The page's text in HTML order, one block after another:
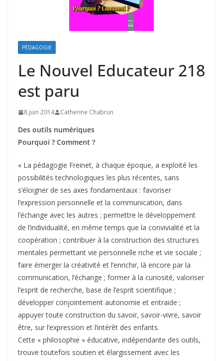
PÉDAGOGIE
Le Nouvel Educateur 218
est paru
8 juin 2014 Catherine Chabrun
Des outils numériques
Pourquoi ? Comment ?
« La pédagogie Freinet, à chaque époque, a exploité les
possibilités technologiques les plus récentes, sans
s’éloigner de ses axes fondamentaux : favoriser
l’expression personnelle et la communication, dans
l’échange avec les autres ; permettre le développement
de l’individualité, en même temps que la convivialité et la
coopération ; contribuer à la construction des structures
mentales permettant vie personnelle riche et vie sociale ;
faire émerger la créativité et l’enrichir, là encore par la
communication, l’échange ; former à la curiosité, valoriser
l’esprit de recherche, base de l’esprit scientifique ;
développer conjointement autonomie et entraide ;
appuyer toute construction du savoir, savoir-vivre, savoir
être, sur l’expression et l’intérêt des enfants.
Cette « philosophie » éducative, indépendante des outils,
trouve toutefois soutien et élargissement avec les